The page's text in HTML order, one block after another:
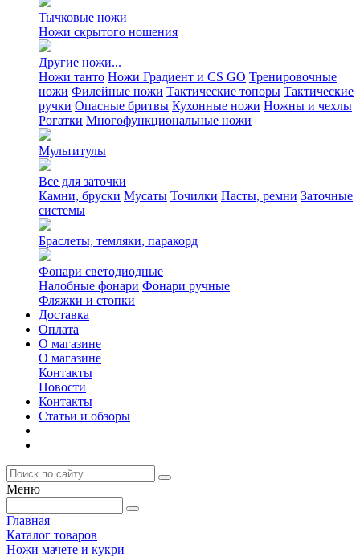
Тычковые ножи
Ножи скрытого ношения
Другие ножи...
Ножи танто Ножи Градиент и CS GO Тренировочные
ножи Филейные ножи Тактические топоры Тактические
ручки Опасные бритвы Кухонные ножи Ножны и чехлы
Рогатки Многофункциональные ножи
Мультитулы
Все для заточки
Камни, бруски Мусаты Точилки Пасты, ремни Заточные
системы
Браслеты, темляки, паракорд
Фонари светодиодные
Налобные фонари Фонари ручные
Фляжки и стопки
Доставка
Оплата
О магазине
О магазине
Контакты
Новости
Контакты
Статьи и обзоры
Меню
Главная
Каталог товаров
Ножи мачете и кукри